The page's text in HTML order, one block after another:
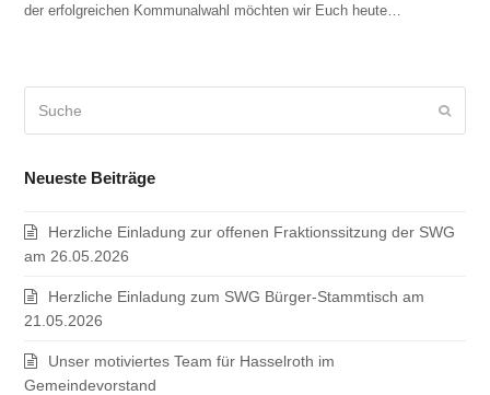
der erfolgreichen Kommunalwahl möchten wir Euch heute…
Neueste Beiträge
Herzliche Einladung zur offenen Fraktionssitzung der SWG
am 26.05.2026
Herzliche Einladung zum SWG Bürger-Stammtisch am
21.05.2026
Unser motiviertes Team für Hasselroth im
Gemeindevorstand